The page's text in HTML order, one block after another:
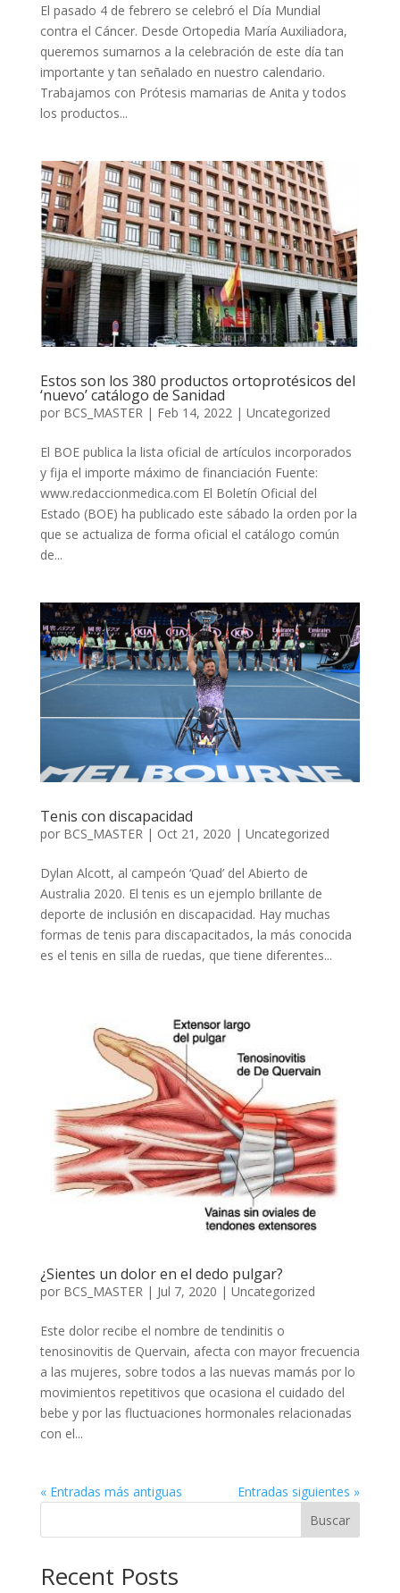
El pasado 4 de febrero se celebró el Día Mundial
contra el Cáncer. Desde Ortopedia María Auxiliadora,
queremos sumarnos a la celebración de este día tan
importante y tan señalado en nuestro calendario.
Trabajamos con Prótesis mamarias de Anita y todos
los productos...
Estos son los 380 productos ortoprotésicos del
‘nuevo’ catálogo de Sanidad
por BCS_MASTER | Feb 14, 2022 | Uncategorized
El BOE publica la lista oficial de artículos incorporados
y fija el importe máximo de financiación Fuente:
www.redaccionmedica.com El Boletín Oficial del
Estado (BOE) ha publicado este sábado la orden por la
que se actualiza de forma oficial el catálogo común
de...
Tenis con discapacidad
por BCS_MASTER| Oct 21, 2020 | Uncategorized
Dylan Alcott, al campeón ‘Quad’ del Abierto de
Australia 2020. El tenis es un ejemplo brillante de
deporte de inclusión en discapacidad. Hay muchas
formas de tenis para discapacitados, la más conocida
es el tenis en silla de ruedas, que tiene diferentes...
¿Sientes un dolor en el dedo pulgar?
por BCS_MASTER| Jul 7, 2020 | Uncategorized
Este dolor recibe el nombre de tendinitis o
tenosinovitis de Quervain, afecta con mayor frecuencia
a las mujeres, sobre todos a las nuevas mamás por lo
movimientos repetitivos que ocasiona el cuidado del
bebe y por las fluctuaciones hormonales relacionadas
con el...
« Entradas más antiguas
Entradas siguientes »
Buscar
Recent Posts